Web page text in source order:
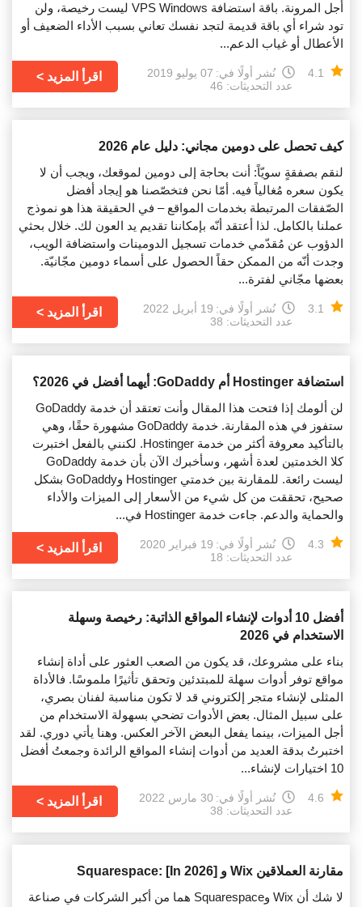
أجل المرونة. باقة استضافة VPS Windows ليست رخيصة، ولن
تود شراء أي باقة قديمة لتجد نفسك تعاني بسبب الأداء الضعيف أو
الأعطال أو غياب الدعم...
4.1 نُشر أولًا في: 07 يوليو 2019
عدد التحديثات: 46
اقرأ المزيد
كيف تحصل على دومين مجاني: دليل عام 2026
لنقم بصفقةٍ سويّاً: أنت بحاجة إلى دومين لموقعك، ويجب أن لا
يكون سعره مُغالياً فيه. أمّا نحن فتخصّصنا هو إيجاد أفضل
الصّفقات المرتبطة بخدمات المواقع – في الحقيقة هذا هو نموذج
عملنا بالكامل. لذا أعتقد أنّه بإمكاننا تقديم يد العون لك. خلال بحثي
الدؤوب عن مُقدّمي خدمات تسجيل الدومينات واستضافة الويب،
وجدت أنّه من الممكن حقاً الحصول على أسماء دومين مجّانيّة.
بعضها مجّاني لفترة...
3.1 نُشر أولًا في: 19 أبريل 2022
عدد التحديثات: 38
اقرأ المزيد
استضافة Hostinger أم GoDaddy: أيهما أفضل في 2026؟
لن ألومك إذا فتحت هذا المقال وأنت تعتقد أن خدمة GoDaddy
ستفوز في هذه المقارنة. خدمة GoDaddy مشهورة حقًا، وهي
بالتأكيد معروفة أكثر من خدمة Hostinger. لكنني بالفعل اختبرت
كلا الخدمتين لعدة أشهر، وسأخبرك الآن بأن خدمة GoDaddy
ليست رائعة. للمقارنة بين خدمتي Hostinger وGoDaddy بشكل
صحيح، تحققت من كل شيء من الأسعار إلى الميزات والأداء
والحماية والدعم. جاءت خدمة Hostinger في...
4.3 نُشر أولًا في: 19 فبراير 2020
عدد التحديثات: 18
اقرأ المزيد
أفضل 10 أدوات لإنشاء المواقع الذاتية: رخيصة وسهلة
الاستخدام في 2026
بناء على مشروعك، قد يكون من الصعب العثور على أداة إنشاء
مواقع توفر أدوات سهلة للمبتدئين وتحقق تأثيرًا ملموسًا. فالأداة
المثلى لإنشاء متجر إلكتروني قد لا تكون مناسبة لفنان بصري،
على سبيل المثال. بعض الأدوات تضحي بسهولة الاستخدام من
أجل الميزات، بينما يفعل البعض الآخر العكس. وهنا يأتي دوري. لقد
اختبرتُ بدقة العديد من أدوات إنشاء المواقع الرائدة وجمعتُ أفضل
10 اختيارات لإنشاء...
4.6 نُشر أولًا في: 30 مارس 2022
عدد التحديثات: 38
اقرأ المزيد
مقارنة العملاقين Wix و Squarespace: [In 2026]
لا شك أن Wix وSquarespace هما من أكبر الشركات في صناعة